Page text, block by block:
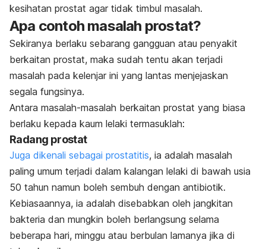
kesihatan prostat agar tidak timbul masalah.
Apa contoh masalah prostat?
Sekiranya berlaku sebarang gangguan atau penyakit
berkaitan prostat, maka sudah tentu akan terjadi
masalah pada kelenjar ini yang lantas menjejaskan
segala fungsinya.
Antara masalah-masalah berkaitan prostat yang biasa
berlaku kepada kaum lelaki termasuklah:
Radang prostat
Juga dikenali sebagai prostatitis, ia adalah masalah
paling umum terjadi dalam kalangan lelaki di bawah usia
50 tahun namun boleh sembuh dengan antibiotik.
Kebiasaannya, ia adalah disebabkan oleh jangkitan
bakteria dan mungkin boleh berlangsung selama
beberapa hari, minggu atau berbulan lamanya jika di